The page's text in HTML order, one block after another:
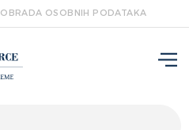
OBRADA OSOBNIH PODATAKA